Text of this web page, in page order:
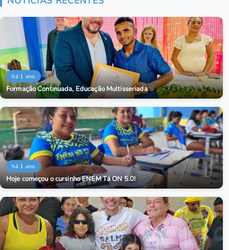
há 1 ano
Formação Continuada, Educação Multisseriada
há 1 ano
Hoje começou o cursinho ENEM Tá ON 5.0!